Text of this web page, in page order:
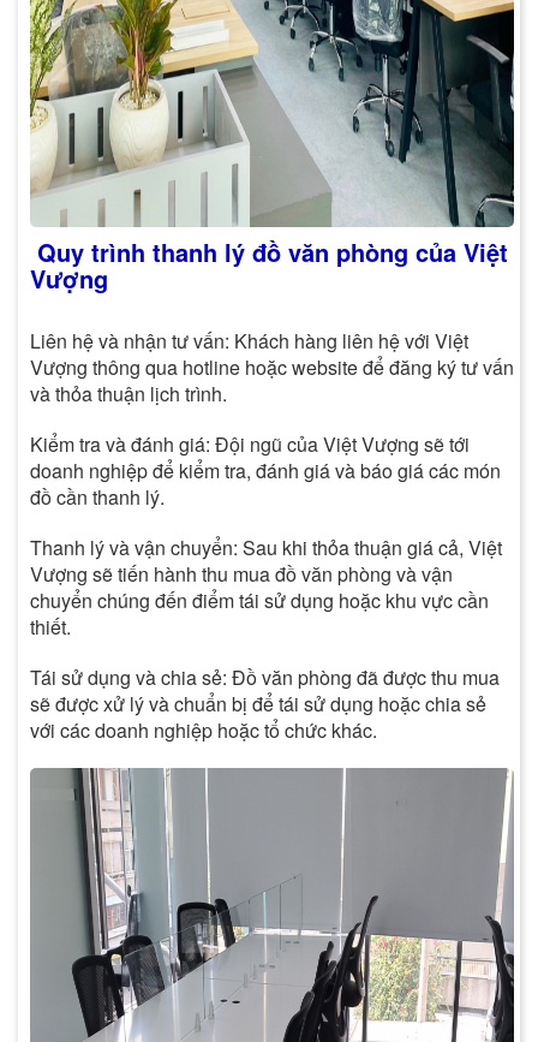
Quy trình thanh lý đồ văn phòng của Việt
Vượng
Liên hệ và nhận tư vấn: Khách hàng liên hệ với Việt
Vượng thông qua hotline hoặc website để đăng ký tư vấn
và thỏa thuận lịch trình.
Kiểm tra và đánh giá: Đội ngũ của Việt Vượng sẽ tới
doanh nghiệp để kiểm tra, đánh giá và báo giá các món
đồ cần thanh lý.
Thanh lý và vận chuyển: Sau khi thỏa thuận giá cả, Việt
Vượng sẽ tiến hành thu mua đồ văn phòng và vận
chuyển chúng đến điểm tái sử dụng hoặc khu vực cần
thiết.
Tái sử dụng và chia sẻ: Đồ văn phòng đã được thu mua
sẽ được xử lý và chuẩn bị để tái sử dụng hoặc chia sẻ
với các doanh nghiệp hoặc tổ chức khác.